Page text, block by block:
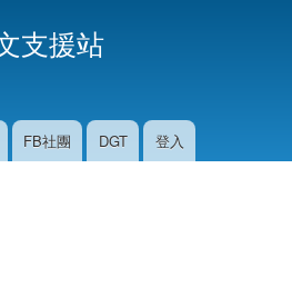
支援站
FB社團 DGT 登入